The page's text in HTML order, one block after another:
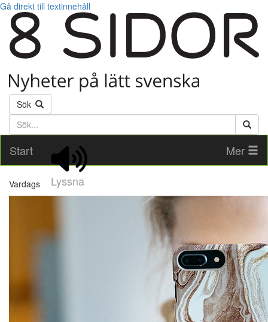
Gå direkt till textinnehåll
Sök
Söktext
Start
Lyssna
Mer
Vardags